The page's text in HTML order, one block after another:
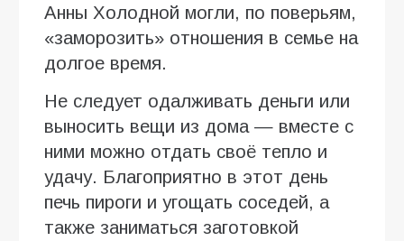
Анны Холодной могли, по поверьям,
«заморозить» отношения в семье на
долгое время.
Не следует одалживать деньги или
выносить вещи из дома — вместе с
ними можно отдать своё тепло и
удачу. Благоприятно в этот день
печь пироги и угощать соседей, а
также заниматься заготовкой